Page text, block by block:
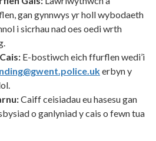
gan gynnwys yr holl wybodaeth
i sicrhau nad oes oedi wrth
E-bostiwch eich ffurflen wedi’i
erbyn y
Caiff ceisiadau eu hasesu gan
o ganlyniad y cais o fewn tua